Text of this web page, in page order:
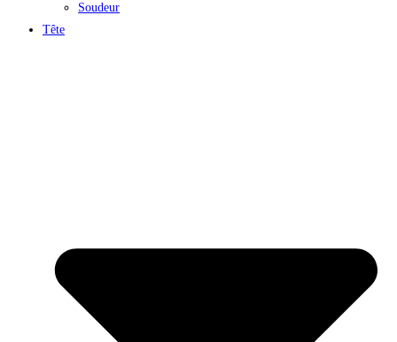
Soudeur
Tête